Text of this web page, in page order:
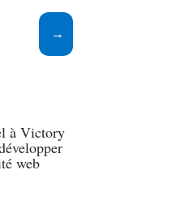
à Victory
web